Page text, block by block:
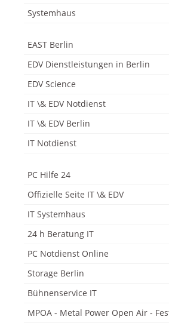
Systemhaus
EAST Berlin
EDV Dienstleistungen in Berlin
EDV Science
IT \& EDV Notdienst
IT \& EDV Berlin
IT Notdienst
PC Hilfe 24
Offizielle Seite IT \& EDV
IT Systemhaus
24 h Beratung IT
PC Notdienst Online
Storage Berlin
Bühnenservice IT
MPOA - Metal Power Open Air -